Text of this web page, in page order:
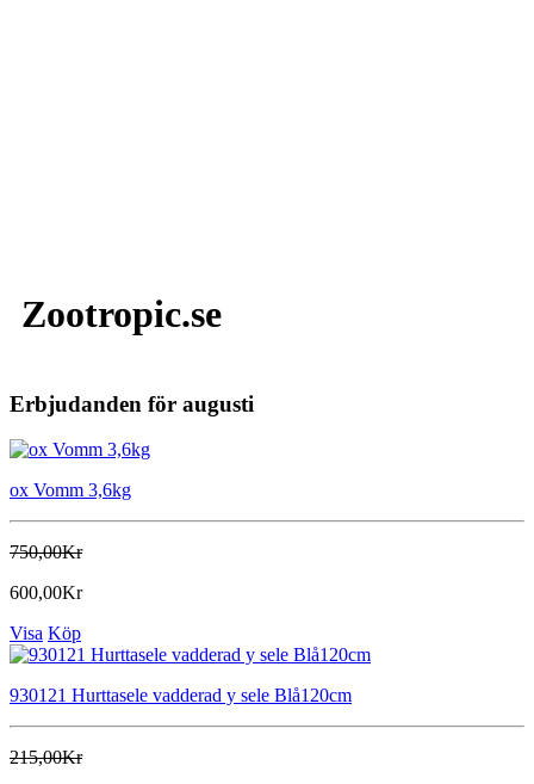
Zootropic.se
Erbjudanden för augusti
ox Vomm 3,6kg
750,00Kr
600,00Kr
Visa Köp
930121 Hurttasele vadderad y sele Blå120cm
215,00Kr